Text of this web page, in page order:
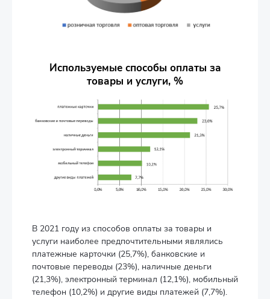
Используемые способы оплаты за
товары и услуги, %
В 2021 году из способов оплаты за товары и
услуги наиболее предпочтительными являлись
платежные карточки (25,7%), банковские и
почтовые переводы (23%), наличные деньги
(21,3%), электронный терминал (12,1%), мобильный
телефон (10,2%) и другие виды платежей (7,7%).